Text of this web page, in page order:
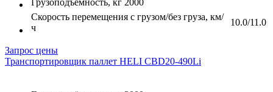
Скорость перемещения с грузом/без груза, км/
ч
10.0/11.0
Запрос цены
Транспортировщик паллет HELI CBD20-490Li